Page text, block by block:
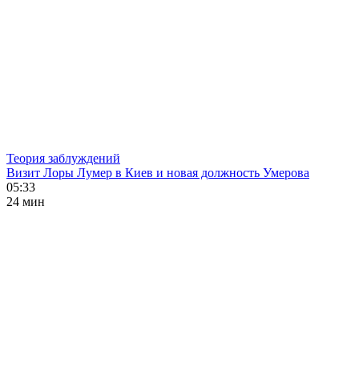
Теория заблуждений
Визит Лоры Лумер в Киев и новая должность Умерова
05:33
24 мин